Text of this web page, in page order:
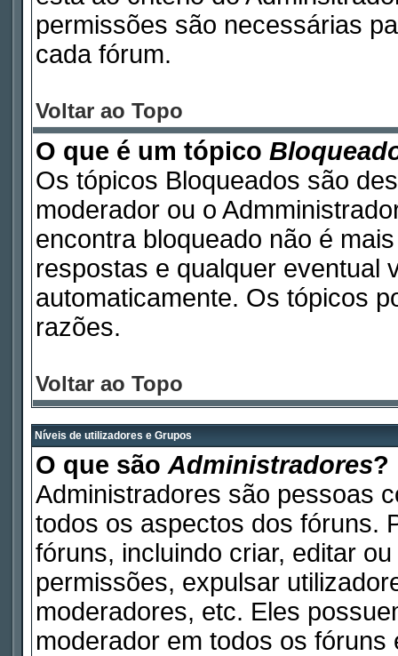
permissões são necessárias
cada fórum.
Voltar ao Topo
O que é um tópico
Os tópicos Bloqueados são
moderador ou o
encontra bloqueado não é
respostas e qualquer eventual
automaticamente. Os tópicos
razões.
Voltar ao Topo
Níveis de utilizadores e Grupos
O que são Administradores?
Administradores são pessoas
todos os aspectos dos fóruns.
fóruns, incluindo criar, editar
permissões, expulsar
moderadores, etc. Eles
moderador em todos os fóruns